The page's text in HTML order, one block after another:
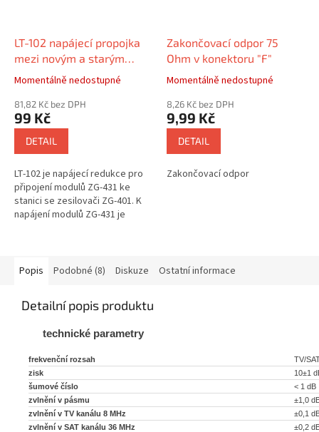
LT-102 napájecí propojka
mezi novým a starým
modulem ZG
Momentálně nedostupné
81,82 Kč bez DPH
99 Kč
DETAIL
LT-102 je napájecí redukce pro
připojení modulů ZG-431 ke
stanici se zesilovači ZG-401. K
napájení modulů ZG-431 je
Zakončovací odpor 75
Ohm v konektoru "F"
Momentálně nedostupné
8,26 Kč bez DPH
9,99 Kč
DETAIL
Zakončovací odpor
Popis Podobné (8) Diskuze Ostatní informace
Detailní popis produktu
technické parametry
frekvenční rozsah
TV/
zisk
10±1
šumové číslo
< 1 dB
zvlnění v pásmu
±1,0
zvlnění v TV kanálu 8 MHz
±0,1
zvlnění v SAT kanálu 36 MHz
±0,2